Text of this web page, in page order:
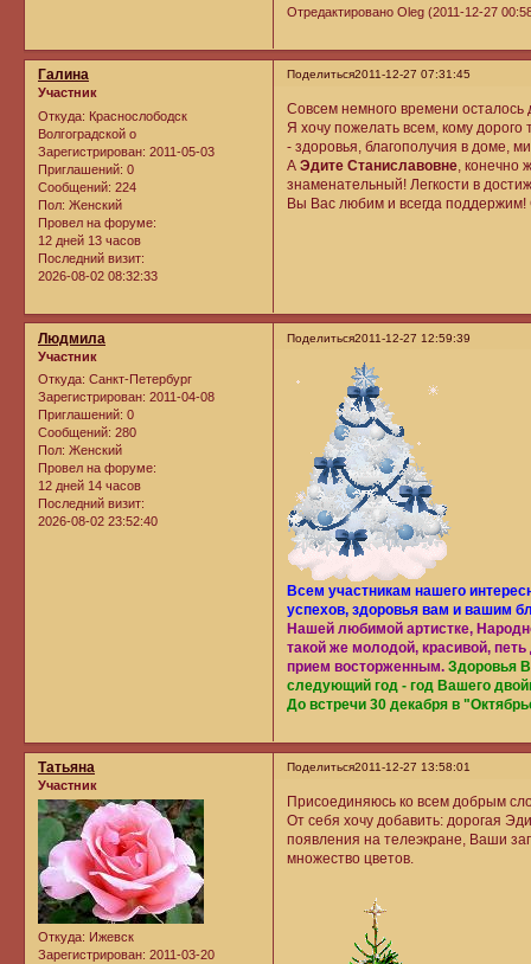
Отредактировано Oleg (2011-12-27
Поделиться2011-12-27 07:31:45
Галина
Участник
Откуда: Краснослободск
Волгоградской о
Зарегистрирован: 2011-05-03
Приглашений: 0
Сообщений: 224
Пол: Женский
Провел на форуме:
12 дней 13 часов
Последний визит:
2026-08-02 08:32:33
Совсем немного времени осталось
Я хочу пожелать всем, кому дорого
- здоровья, благополучия в доме,
А Эдите Станиславовне, конечно
знаменательный! Легкости в
Вы Вас любим и всегда
Поделиться2011-12-27 12:59:39
Людмила
Участник
Откуда: Санкт-Петербург
Зарегистрирован: 2011-04-08
Приглашений: 0
Сообщений: 280
Пол: Женский
Провел на форуме:
12 дней 14 часов
Последний визит:
2026-08-02 23:52:40
Всем участникам нашего
успехов, здоровья вам и вашим
Нашей любимой артистке,
такой же молодой, красивой,
прием восторженным. Здоровья
следующий год - год Вашего
До встречи 30 декабря в
Поделиться2011-12-27 13:58:01
Татьяна
Участник
Откуда: Ижевск
Зарегистрирован: 2011-03-20
Присоединяюсь ко всем добрым
От себя хочу добавить: дорогая
появления на телеэкране, Ваши
множество цветов.